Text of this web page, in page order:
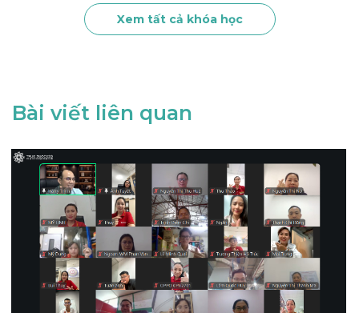
Xem tất cả khóa học
Bài viết liên quan